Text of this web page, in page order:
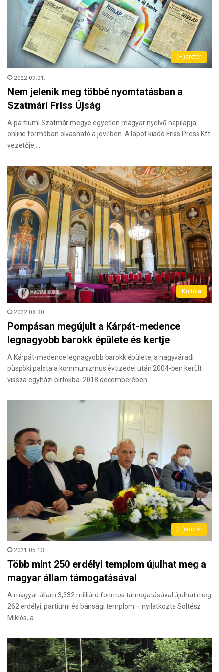
(H)arctér
2022.09.01.
Nem jelenik meg többé nyomtatásban a
Szatmári Friss Újság
A partiumi Szatmár megye egyetlen magyar nyelvű napilapja
online formában olvasható a jövőben. A lapot kiadó Friss Press Kft.
vezetője,…
Kultúra
2022.08.30.
Pompásan megújult a Kárpát-medence
legnagyobb barokk épülete és kertje
A Kárpát-medence legnagyobb barokk épülete, a nagyváradi
püspöki palota a kommunizmus évtizedei után 2004-ben került
vissza egyházi birtokba. 2018 decemberében…
(H)arctér
2021.05.13.
Több mint 250 erdélyi templom újulhat meg a
magyar állam támogatásával
A magyar állam 3,332 milliárd forintos támogatásával újulhat meg
262 erdélyi, partiumi és bánsági templom – nyilatkozta Soltész
Miklós, a…